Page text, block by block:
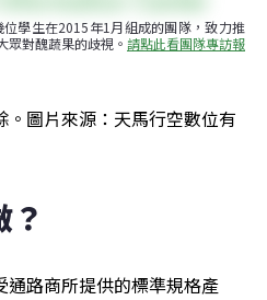
學生在2015年1月組成的團隊，致力推
眾對醜蔬果的歧視。 請點此看團隊專訪報
圖片來源：天馬行空數位有
路商所提供的標準規格產